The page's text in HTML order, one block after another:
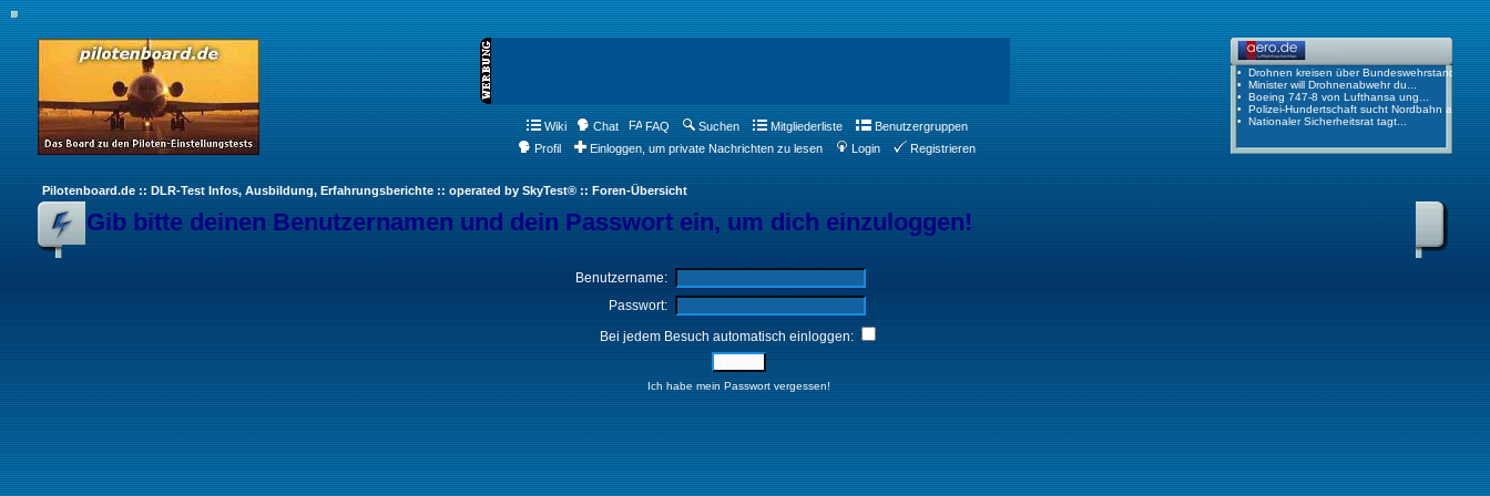
Wiki Chat FAQ Suchen Mitgliederliste
Benutzergruppen
Profil
Einloggen, um private Nachrichten zu lesen Login Registrieren
Pilotenboard.de :: DLR-Test Infos, Ausbildung, Erfahrungsberichte :: operated by SkyTest® :: Foren-Übersicht
Gib bitte deinen Benutzernamen und dein Passwort ein, um dich einzuloggen!
Benutzername:
Passwort:
Bei jedem Besuch automatisch einloggen:
Ich habe mein Passwort vergessen!